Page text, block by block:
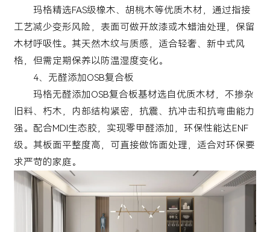
玛格精选FAS级橡木、胡桃木等优质木材，通过指接
工艺减少变形风险，表面可做开放漆或木蜡油处理，保留
木材呼吸性。其天然木纹与质感，适合轻奢、新中式风
格，但需定期保养以防温湿度变化。
4、无醛添加OSB复合板
玛格无醛添加OSB复合板基材选自优质木材，不掺杂
旧料、朽木，内部结构紧密，抗震、抗冲击和抗弯曲能力
强。配合MDI生态胶，实现零甲醛添加，环保性能达ENF
级。其板面平整度高，可直接做饰面处理，适合对环保要
求严苛的家庭。